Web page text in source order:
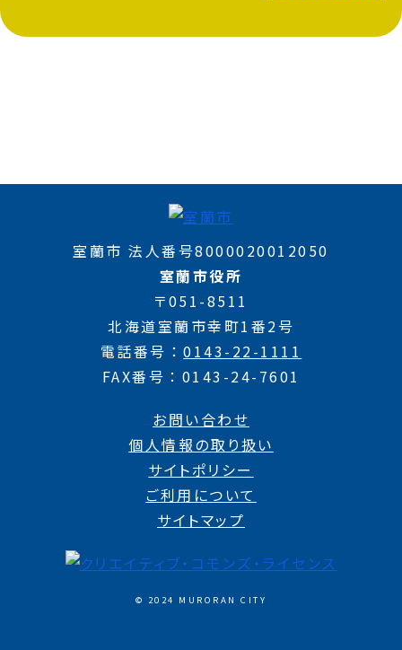
室蘭市 法人番号8000020012050
室蘭市役所
〒051-8511
北海道室蘭市幸町1番2号
電話番号
0143-22-1111
FAX番号
0143-24-7601
お問い合わせ
個人情報の取り扱い
サイトポリシー
ご利用について
サイトマップ
© 2024 MURORAN CITY